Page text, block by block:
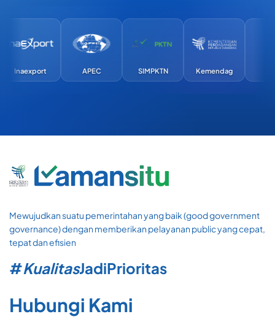
APEC SIMPKTN Kemendag
Mewujudkan suatu pemerintahan yang baik (good government
governance) dengan memberikan pelayanan public yang cepat,
tepat dan efisien
#KualitasJadiPrioritas
Hubungi Kami